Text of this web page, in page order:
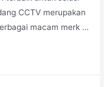
CCTV merupakan
macam merk …